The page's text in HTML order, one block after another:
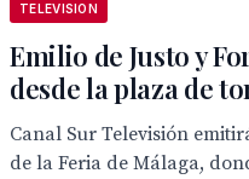
TELEVISION
Emilio de Justo y
desde la plaza de
Canal Sur Televisión
de la Feria de Málaga,